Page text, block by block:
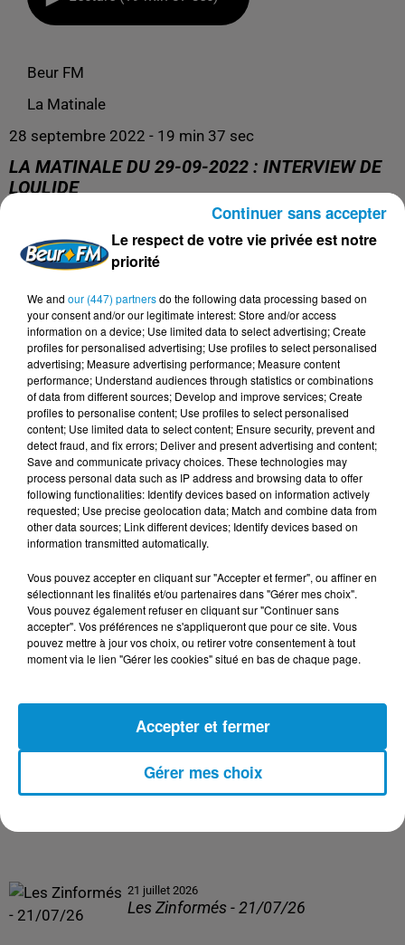
Beur FM
La Matinale
28 septembre 2022 - 19 min 37 sec
LA MATINALE DU 29-09-2022 : INTERVIEW DE
LOULIDE
Le meilleur pour se réveiller du bon pied !
DERNIERS PODCASTS
24 juillet 2026
Les Zinformés - 24/07/26
23 juillet 2026
Les Zinformés - 23/07/26
22 juillet 2026
21 juillet 2026
Les Zinformés - 21/07/26
Le respect de votre vie privée est notre
priorité
We and our (447) partnersdo the following data processing based on
your consent and/or our legitimate interest: Store and/or access
information on a device; Use limited data to select advertising; Create
profiles for personalised advertising; Use profiles to select personalised
advertising; Measure advertising performance; Measure content
performance; Understand audiences through statistics or combinations
of data from different sources; Develop and improve services; Create
profiles to personalise content; Use profiles to select personalised
content; Use limited data to select content; Ensure security, prevent and
detect fraud, and fix errors; Deliver and present advertising and content;
Save and communicate privacy choices. These technologies may
process personal data such as IP address and browsing data to offer
following functionalities: Identify devices based on information actively
requested; Use precise geolocation data; Match and combine data from
other data sources; Link different devices; Identify devices based on
information transmitted automatically.
Vous pouvez accepter en cliquant sur "Accepter et fermer", ou affiner en
sélectionnant les finalités et/ou partenaires dans "Gérer mes choix".
Vous pouvez également refuser en cliquant sur "Continuer sans
accepter". Vos préférences ne s'appliqueront que pour ce site. Vous
pouvez mettre à jour vos choix, ou retirer votre consentement à tout
moment via le lien "Gérer les cookies" situé en bas de chaque page.
Gérer mes choix
Accepter et fermer
Continuer sans accepter